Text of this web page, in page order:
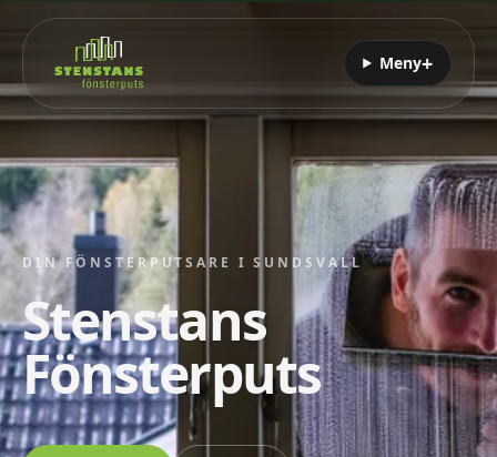
Meny+
DIN FÖNSTERPUTSARE I SUNDSVALL
Stenstans
Fönsterputs